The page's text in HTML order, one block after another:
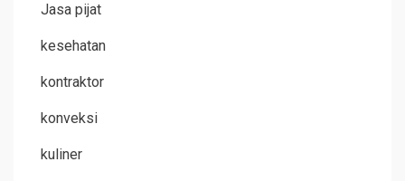
Jasa pijat
kesehatan
kontraktor
konveksi
kuliner